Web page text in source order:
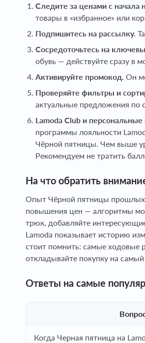
Следите за ценами с начала
товары в «избранное» или
Подпишитесь на рассылку.
Сосредоточьтесь на
обувь — действуйте сразу в
Активируйте промокод. Он
Проверяйте фильтры и
актуальные предложения по
Lamoda Club и
программы лояльности
Чёрной пятницы. Чем выше
Рекомендуем не тратить
На что обратить
Опыт Чёрной пятницы прошлых
повышения цен — алгоритмы
трюк, добавляйте
Lamoda показывает историю
стоит помнить: самые ходовые
откладывайте покупку на самый
Ответы на самые
Когда Черная пятница на